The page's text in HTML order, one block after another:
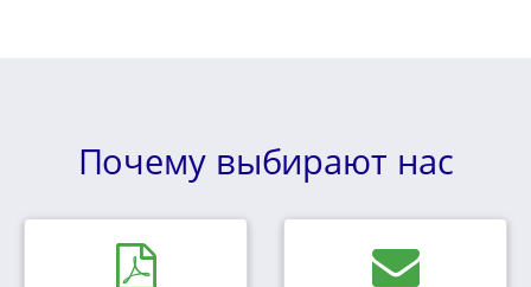
Почему выбирают нас